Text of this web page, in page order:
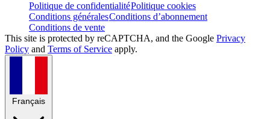
Politique de confidentialitéPolitique cookies
Conditions généralesConditions d’abonnement
Conditions de vente
This site is protected by reCAPTCHA, and the Google Privacy
Policy and Terms of Service apply.
Français